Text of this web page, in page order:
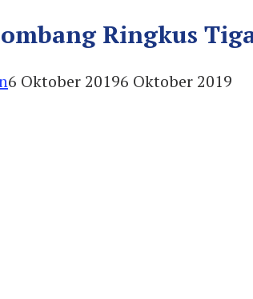
Ringkus
6 Oktober 20196 Oktober 2019